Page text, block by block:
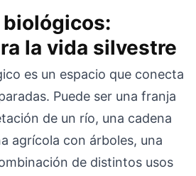
la vida silvestre
es un espacio que conecta
Puede ser una franja
de un río, una cadena
agrícola con árboles, una
de distintos usos